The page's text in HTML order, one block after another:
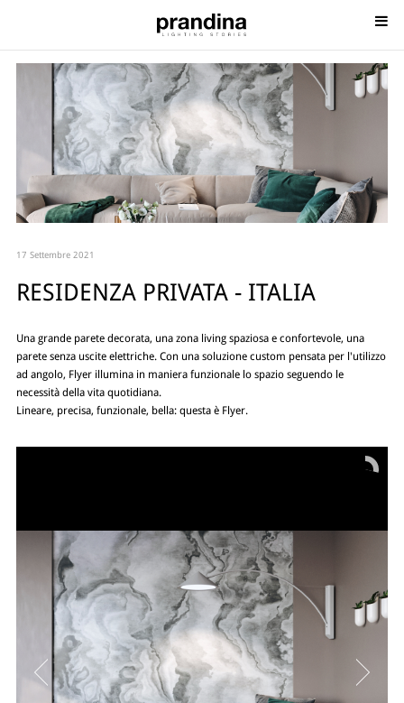
17 Settembre 2021
RESIDENZA PRIVATA - ITALIA
Una grande parete decorata, una zona living spaziosa e confortevole, una
parete senza uscite elettriche. Con una soluzione custom pensata per l'utilizzo
ad angolo, Flyer illumina in maniera funzionale lo spazio seguendo le
necessità della vita quotidiana.
Lineare, precisa, funzionale, bella: questa è Flyer.